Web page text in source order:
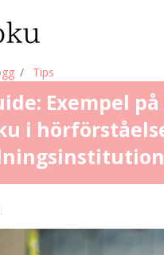
Tips
Exempel
i